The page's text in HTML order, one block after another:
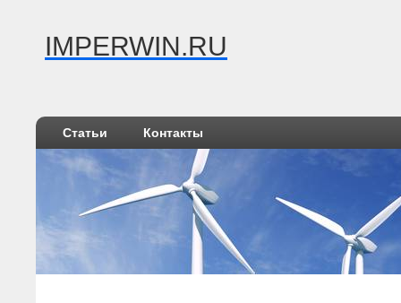
IMPERWIN.RU
Статьи Контакты